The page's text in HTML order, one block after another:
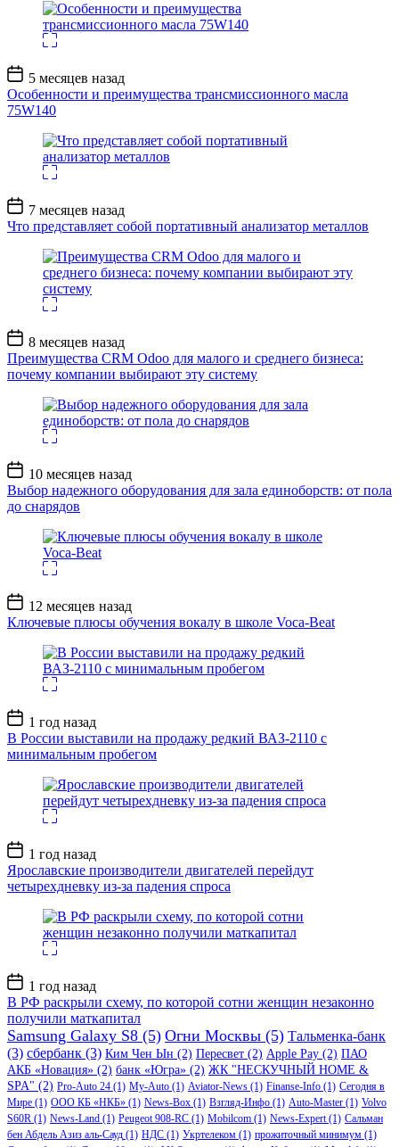
Дата
записи
5 месяцев назад
Особенности и преимущества трансмиссионного масла
75W140
Дата
записи
7 месяцев назад
Что представляет собой портативный анализатор металлов
Дата
записи
8 месяцев назад
Преимущества CRM Odoo для малого и среднего бизнеса:
почему компании выбирают эту систему
Дата
записи
10 месяцев назад
Выбор надежного оборудования для зала единоборств: от пола
до снарядов
Дата
записи
12 месяцев назад
Ключевые плюсы обучения вокалу в школе Voca-Beat
Дата
записи
1 год назад
В России выставили на продажу редкий ВАЗ-2110 с
минимальным пробегом
Дата
записи
1 год назад
Ярославские производители двигателей перейдут
четырехдневку из-за падения спроса
Дата
записи
1 год назад
В РФ раскрыли схему, по которой сотни женщин незаконно
получили маткапитал
Samsung Galaxy S8 (5) Огни Москвы (5) Тальменка-банк
(3) сбербанк (3) Ким Чен Ын (2) Пересвет (2) Apple Pay (2) ПАО
АКБ «Новация» (2) банк «Югра» (2) ЖК "НЕСКУЧНЫЙ HOME &
SPA" (2) Pro-Auto 24 (1) My-Auto (1) Aviator-News (1) Finanse-Info (1) Сегодня в
Мире (1) ООО КБ «НКБ» (1) News-Box (1) Взгляд-Инфо (1) Auto-Master (1) Volvo
S60R (1) News-Land (1) Peugeot 908-RC (1) Mobilcom (1) News-Expert(1) Сальман
бен Абдель Азиз аль-Сауд (1) НДС (1) Укртелеком (1) прожиточный минимум (1)